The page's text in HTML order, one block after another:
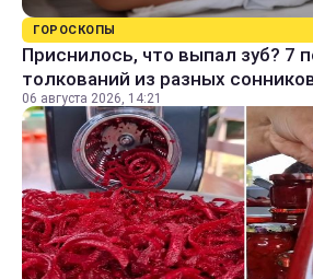
ГОРОСКОПЫ
Приснилось, что выпал зуб? 7
толкований из разных
06 августа 2026, 14:21